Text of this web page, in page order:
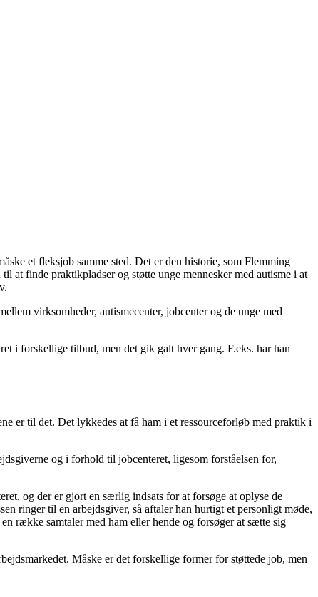
et fleksjob samme sted. Det er den historie, som Flemming
at finde praktikpladser og støtte unge mennesker med autisme i at
virksomheder, autismecenter, jobcenter og de unge med
i forskellige tilbud, men det gik galt hver gang. F.eks. har han
er til det. Det lykkedes at få ham i et ressourceforløb med praktik i
og i forhold til jobcenteret, ligesom forståelsen for,
og der er gjort en særlig indsats for at forsøge at oplyse de
ringer til en arbejdsgiver, så aftaler han hurtigt et personligt møde,
række samtaler med ham eller hende og forsøger at sætte sig
Måske er det forskellige former for støttede job, men